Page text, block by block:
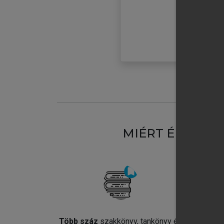
MIÉRT
Több száz szakkönyv, tankönyv és